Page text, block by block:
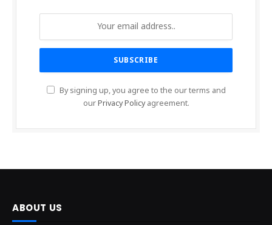
By signing up, you agree to the our terms and
ourPrivacy Policyagreement.
ABOUT US